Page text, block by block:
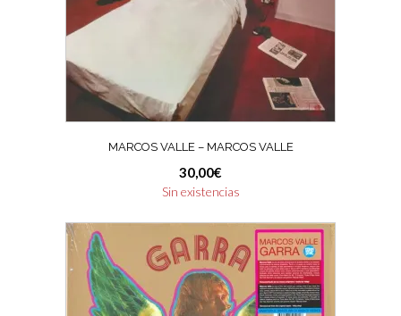
MARCOS VALLE – MARCOS VALLE
30,00€
Sin existencias